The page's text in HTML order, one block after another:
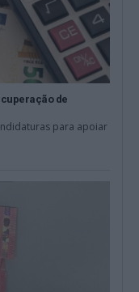
de
para apoiar